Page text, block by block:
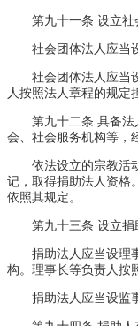
第九十一条 设立社
社会团体法人应当
社会团体法人应当
人按照法人章程的规定
第九十二条 具备
会、社会服务机构等，
依法设立的宗教活
记，取得捐助法人资格
依照其规定。
第九十三条 设立捐
捐助法人应当设理
构。理事长等负责人按
捐助法人应当设监